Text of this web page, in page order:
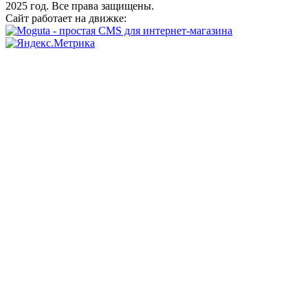
2025 год. Все права защищены.
Сайт работает на движке: